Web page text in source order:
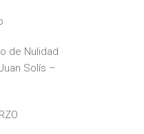
Nulidad
Solís –